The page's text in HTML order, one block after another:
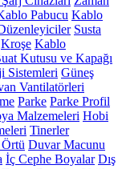
Pabucu Kablo
Susta
Kroşe Kablo
Kutusu ve Kapağı
Sistemleri Güneş
Vantilatörleri
Parke Parke Profil
Malzemeleri Hobi
Tinerler
Örtü Duvar Macunu
İç Cephe Boyalar Dış